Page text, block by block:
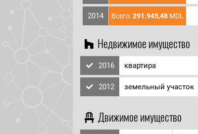
2014 Всего:291.945,48 MDL
Недвижимое имущество
2016 квартира
2012 земельный участок
Движимое имущество